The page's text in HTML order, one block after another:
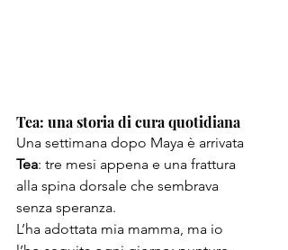
Tea: una storia di cura quotidiana
Una settimana dopo Maya è arrivata
Tea: tre mesi appena e una frattura
alla spina dorsale che sembrava
senza speranza.
L’ha adottata mia mamma, ma io